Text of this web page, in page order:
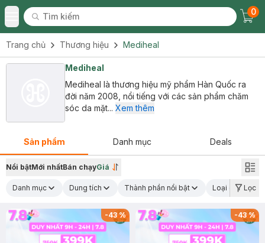
Toggle Menu
Tìm kiếm
Tìm kiếm
0
Trang chủ Thương hiệu Mediheal
Mediheal
Mediheal là thương hiệu mỹ phẩm Hàn Quốc ra
đời năm 2008, nổi tiếng với các sản phẩm chăm
sóc da mặt... Xem thêm
Sản phẩm Danh mục Deals
Nổi bậtMới nhấtBán chạyGiá
Danh mục Dung tích Thành phần nổi bật Loại da Lọc
-43% -43%